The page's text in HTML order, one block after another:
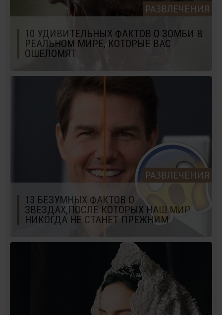
РАЗВЛЕЧЕНИЯ
10 УДИВИТЕЛЬНЫХ ФАКТОВ О ЗОМБИ В
РЕАЛЬНОМ МИРЕ, КОТОРЫЕ ВАС
ОШЕЛОМЯТ
РАЗВЛЕЧЕНИЯ
13 БЕЗУМНЫХ ФАКТОВ О
ЗВЕЗДАХ,ПОСЛЕ КОТОРЫХ НАШ МИР
НИКОГДА НЕ СТАНЕТ ПРЕЖНИМ